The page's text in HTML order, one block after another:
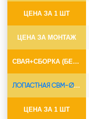
ЦЕНА ЗА 1 ШТ
ЦЕНА ЗА МОНТАЖ
СВАЯ+СБОРКА (БЕЗ ОГОЛОВКА)
ЛОПАСТНАЯ СВМ-Ø89*6.5
ЦЕНА ЗА 1 ШТ